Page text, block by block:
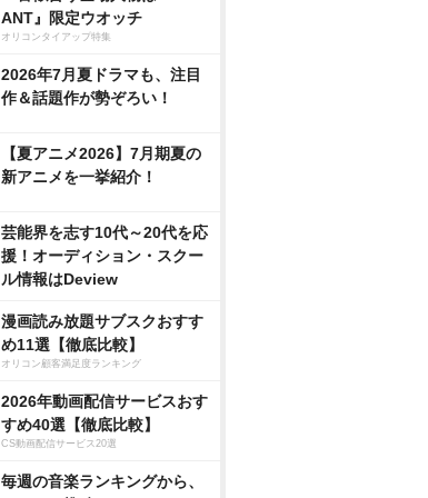
ANT』限定ウオッチ
オリコンタイアップ特集
2026年7月夏ドラマも、注目
作＆話題作が勢ぞろい！
【夏アニメ2026】7月期夏の
新アニメを一挙紹介！
芸能界を志す10代～20代を応
援！オーディション・スクー
ル情報はDeview
漫画読み放題サブスクおすす
め11選【徹底比較】
オリコン顧客満足度ランキング
2026年動画配信サービスおす
すめ40選【徹底比較】
CS動画配信サービス20選
毎週の音楽ランキングから、